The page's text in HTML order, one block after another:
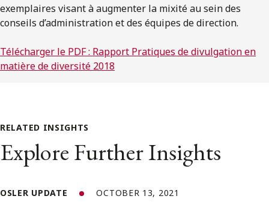
exemplaires visant à augmenter la mixité au sein des
conseils d’administration et des équipes de direction.
Télécharger le PDF : Rapport Pratiques de divulgation en
matière de diversité 2018
RELATED INSIGHTS
Explore Further Insights
OSLER UPDATE OCTOBER 13, 2021